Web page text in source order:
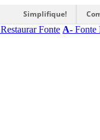
Simplifique!
Restaurar Fonte A- Fonte